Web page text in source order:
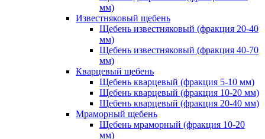
мм)
Известняковый щебень
Щебень известняковый (фракция 20-40
мм)
Щебень известняковый (фракция 40-70
мм)
Кварцевый щебень
Щебень кварцевый (фракция 5-10 мм)
Щебень кварцевый (фракция 10-20 мм)
Щебень кварцевый (фракция 20-40 мм)
Мраморный щебень
Щебень мраморный (фракция 10-20
мм)